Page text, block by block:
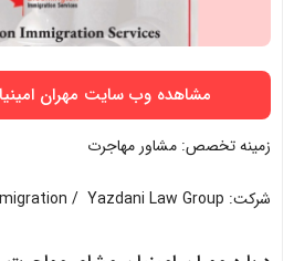
مشاهده وب سایت مهران
زمینه تخصص: مشاور مهاجرت
شرکت: Bloomington Immigration / Yazdani Law Group